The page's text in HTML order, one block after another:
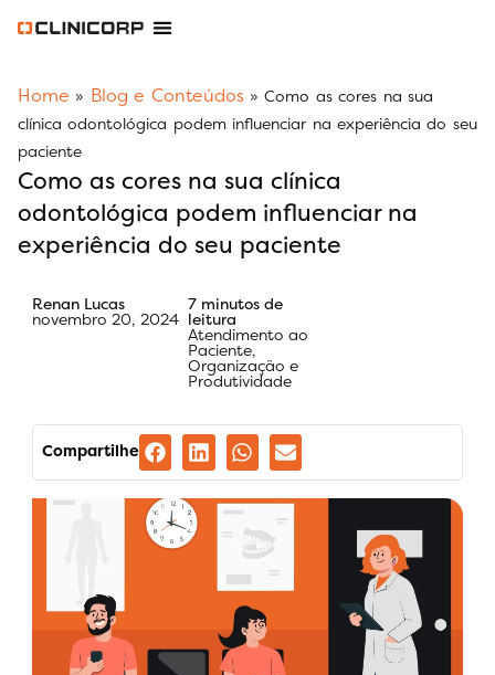
Home » Blog e Conteúdos»Como as cores na sua
clínica odontológica podem influenciar na experiência do seu
paciente
Como as cores na sua clínica
odontológica podem influenciar na
experiência do seu paciente
Renan Lucas
novembro 20, 2024
7 minutos de
leitura
Atendimento ao
Paciente,
Organização e
Produtividade
Compartilhe